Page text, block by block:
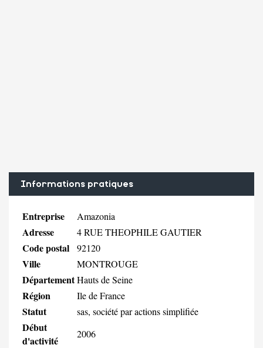
Informations pratiques
Entreprise Amazonia
Adresse 4 RUE THEOPHILE GAUTIER
Code postal 92120
Ville MONTROUGE
DépartementHauts de Seine
Région Ile de France
Statut sas, société par actions simplifiée
Début
d'activité
2006